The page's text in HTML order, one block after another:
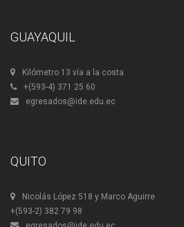
GUAYAQUIL
Kilómetro 13 vía a la costa
+(593-4) 371 25 60
egresados@ide.edu.ec
QUITO
Nicolás López 518 y Marco Aguirre
+(593-2) 382 79 98